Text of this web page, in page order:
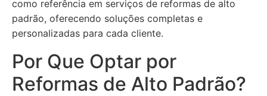
como referência em serviços de reformas de alto
padrão, oferecendo soluções completas e
personalizadas para cada cliente.
Por Que Optar por
Reformas de Alto Padrão?